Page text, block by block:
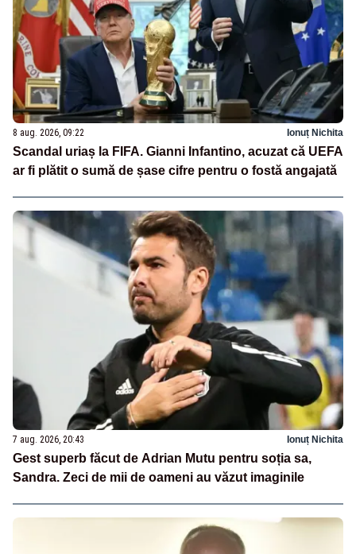
8 aug. 2026, 09:22 Ionuț Nichita
Scandal uriaș la FIFA. Gianni Infantino, acuzat că UEFA
ar fi plătit o sumă de șase cifre pentru o fostă angajată
7 aug. 2026, 20:43 Ionuț Nichita
Gest superb făcut de Adrian Mutu pentru soția sa,
Sandra. Zeci de mii de oameni au văzut imaginile